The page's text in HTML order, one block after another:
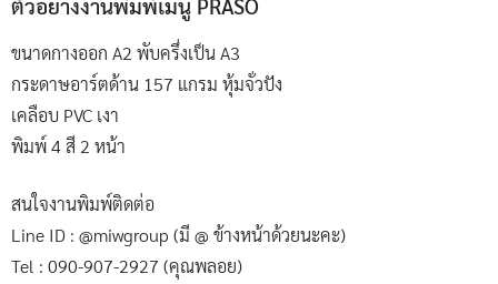
ตัวอย่างงานพิมพ์เมนู PRASO
ขนาดกางออก A2 พับครึ่งเป็น A3
กระดาษอาร์ตด้าน 157 แกรม หุ้มจั่วปัง
เคลือบ PVC เงา
พิมพ์ 4 สี 2 หน้า
สนใจงานพิมพ์ติดต่อ
Line ID : @miwgroup (มี @ ข้างหน้าด้วยนะคะ)
Tel : 090-907-2927 (คุณพลอย)